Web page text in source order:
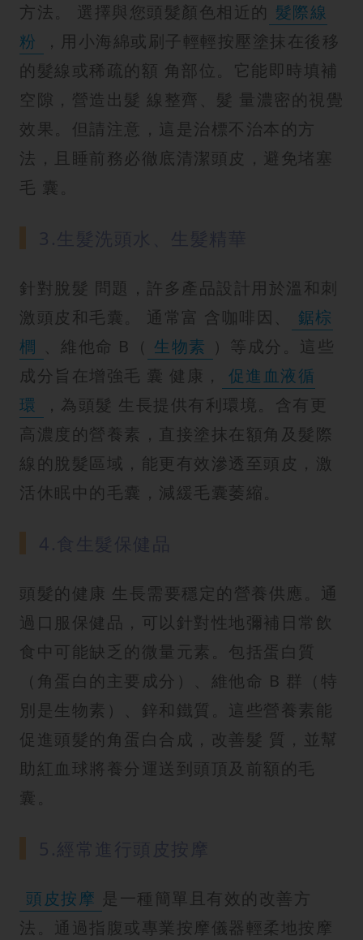
方法。 選擇與您頭髮顏色相近的 髮際線
粉
，用小海綿或刷子輕輕按壓塗抹在後移
的髮線或稀疏的額 角部位。它能即時填補
空隙，營造出髮 線整齊、髮 量濃密的視覺
效果。但請注意，這是治標不治本的方
法，且睡前務必徹底清潔頭皮，避免堵塞
毛 囊。
針對脫髮 問題，許多產品設計用於溫和刺
激頭皮和毛囊。 通常富 含咖啡因、
鋸棕
櫚
、維他命 B（ 生物素 ）等成分。這些
成分旨在增強毛 囊 健康，
促進血液循
環
，為頭髮 生長提供有利環境。含有更
高濃度的營養素，直接塗抹在額角及髮際
線的脫髮區域，能更有效滲透至頭皮，激
活休眠中的毛囊，減緩毛囊萎縮。
頭髮的健康 生長需要穩定的營養供應。通
過口服保健品，可以針對性地彌補日常飲
食中可能缺乏的微量元素。包括蛋白質
（角蛋白的主要成分）、維他命 B 群（特
別是生物素）、鋅和鐵質。這些營養素能
促進頭髮的角蛋白合成，改善髮 質，並幫
助紅血球將養分運送到頭頂及前額的毛
囊。
頭皮按摩 是一種簡單且有效的改善方
法。通過指腹或專業按摩儀器輕柔地按摩